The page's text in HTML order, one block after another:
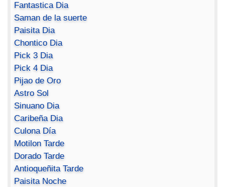
Fantastica Dia
Saman de la suerte
Paisita Dia
Chontico Dia
Pick 3 Dia
Pick 4 Dia
Pijao de Oro
Astro Sol
Sinuano Dia
Caribeña Dia
Culona Día
Motilon Tarde
Dorado Tarde
Antioqueñita Tarde
Paisita Noche